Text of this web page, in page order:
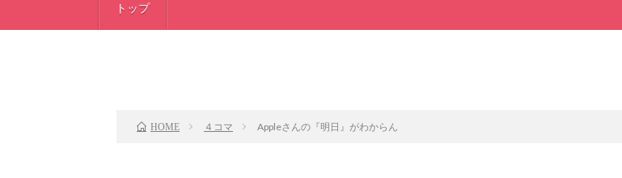
トップ
HOME ４コマ Appleさんの『明日』がわからん